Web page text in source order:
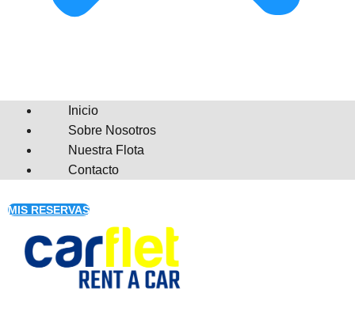
Inicio
Sobre Nosotros
Nuestra Flota
Contacto
MIS RESERVAS